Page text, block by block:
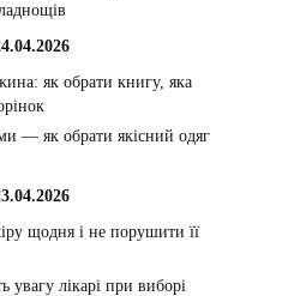
як обрати книгу, яка
— як обрати якісний одяг
щодня і не порушити її
увагу лікарі при виборі